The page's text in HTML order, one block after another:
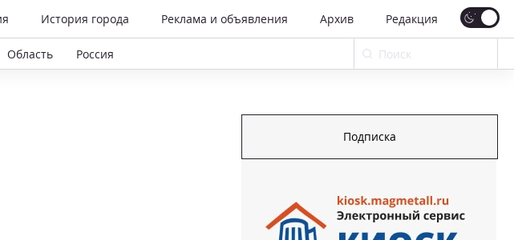
История города Реклама и объявления Архив Редакция
Область Россия
Подписка